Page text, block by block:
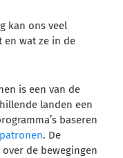
kan ons veel
en wat ze in de
is een van de
landen een
baseren
. De
de bewegingen